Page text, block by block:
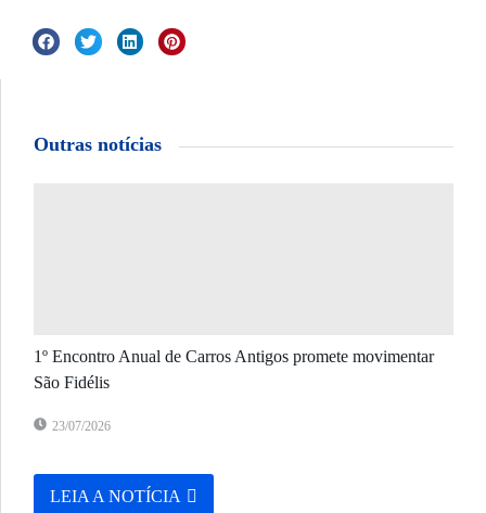
Outras notícias
1º Encontro Anual de Carros Antigos promete movimentar
São Fidélis
23/07/2026
LEIA A NOTÍCIA